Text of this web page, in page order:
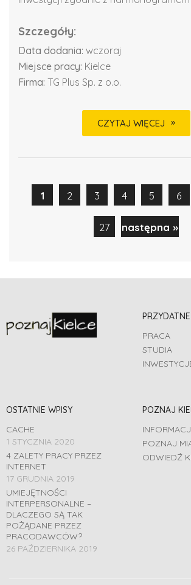
Szczegóły:
Data dodania: wczoraj
Miejsce pracy: Kielce
Firma: TG Plus Sp. z o.o.
CZYTAJ WIĘCEJ
1 2 3 4 5 6
27 następna »
PRACA
STUDIA
OSTATNIE WPISY
CACHE
1 STYCZNIA 2020
4 ZALETY PRACY PRZEZ
INTERNET
17 GRUDNIA 2019
UMIEJĘTNOŚCI
INTERPERSONALNE –
DLACZEGO SĄ TAK
POŻĄDANE PRZEZ
PRACODAWCÓW?
26 PAŹDZIERNIKA 2019
POZNAJ
POZNAJ
ODWIEDŹ